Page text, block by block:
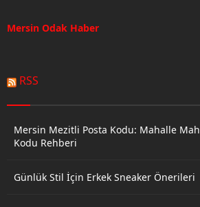
Mersin Odak Haber
RSS
Mersin Mezitli Posta Kodu: Mahalle
Kodu Rehberi
Günlük Stil İçin Erkek Sneaker Önerileri